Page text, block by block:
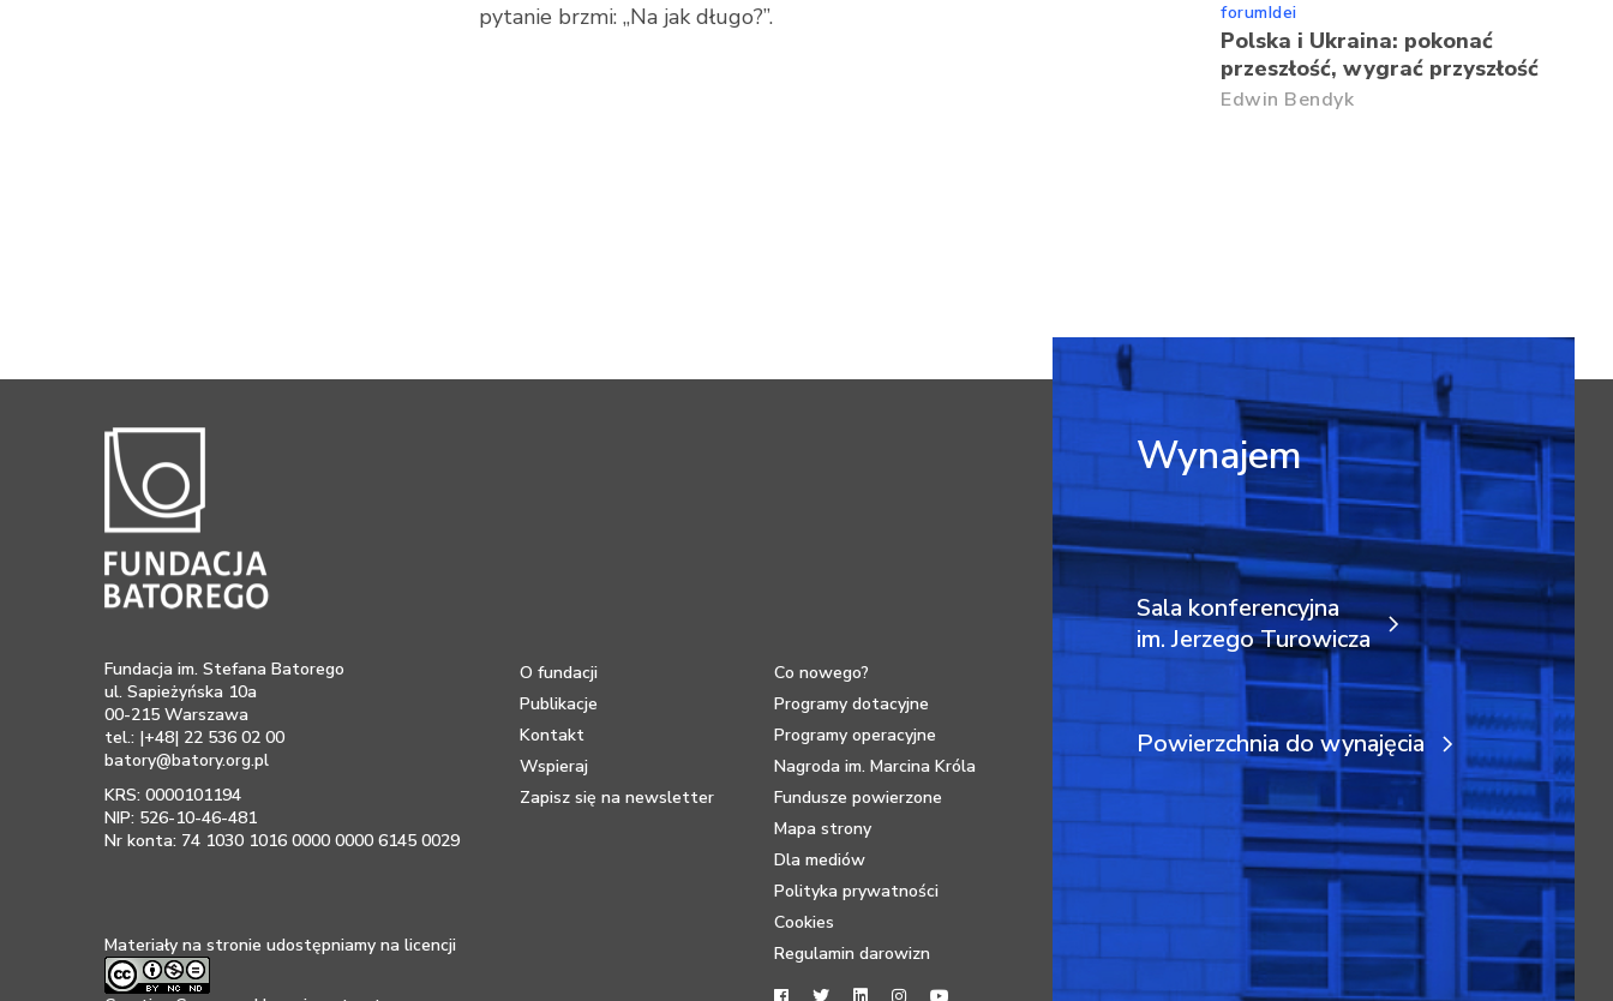
pytanie brzmi: „Na jak długo?”.
forumIdei
Polska i Ukraina: pokonać
przeszłość, wygrać przyszłość
Edwin Bendyk
Fundacja im. Stefana Batorego
ul. Sapieżyńska 10a
00-215 Warszawa
tel.: |+48| 22 536 02 00
batory@batory.org.pl
KRS: 0000101194
NIP: 526-10-46-481
Nr konta: 74 1030 1016 0000 0000 6145 0029
Materiały na stronie udostępniamy na licencji
O fundacji
Publikacje
Kontakt
Wspieraj
Zapisz się na newsletter
Co nowego?
Programy dotacyjne
Programy operacyjne
Nagroda im. Marcina Króla
Fundusze powierzone
Mapa strony
Dla mediów
Polityka prywatności
Cookies
Regulamin darowizn
Wynajem
Sala konferencyjna
im. Jerzego Turowicza
Powierzchnia do wynajęcia